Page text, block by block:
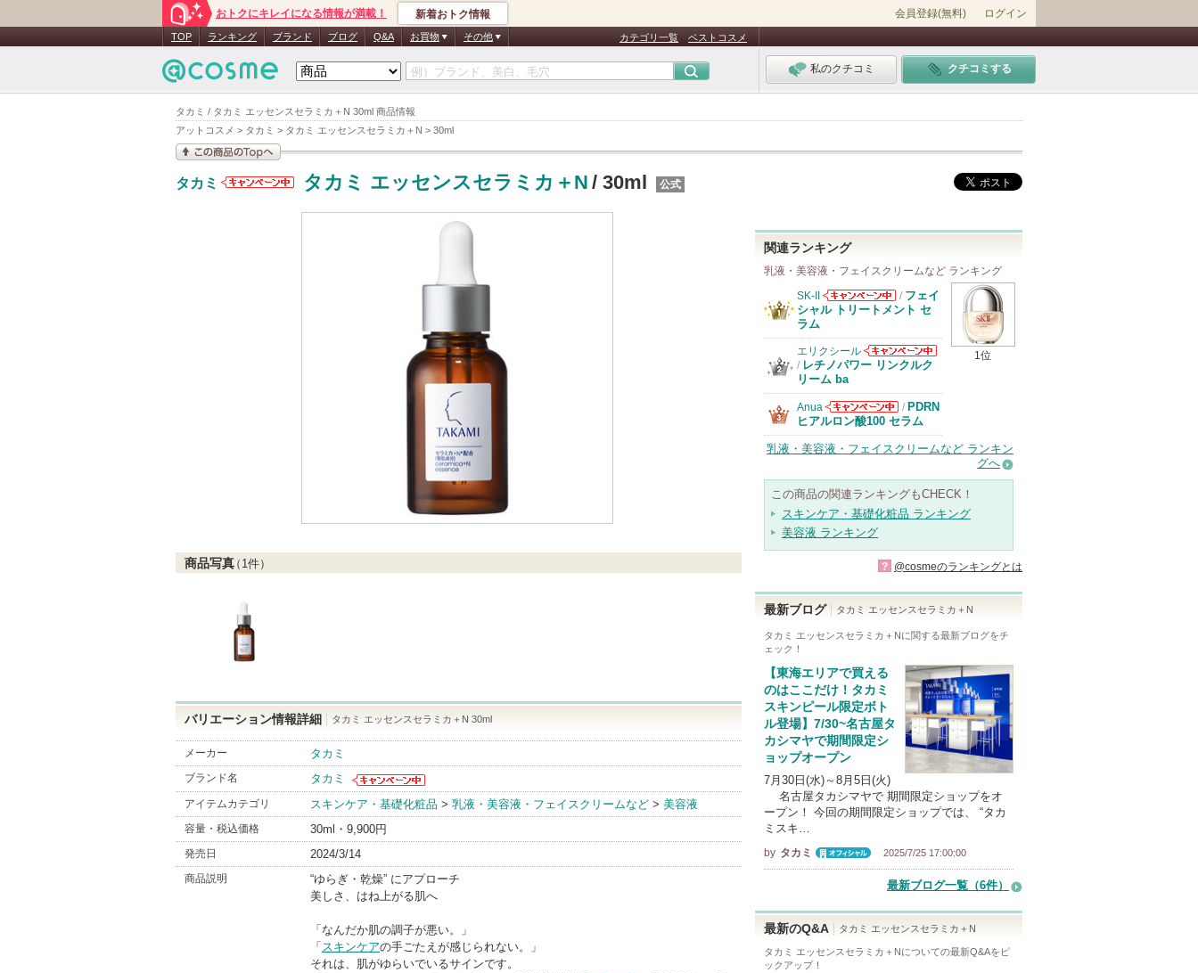
タカミ / タカミ エッセンスセラミカ＋N 30ml 商品情報
アットコスメ > タカミ > タカミ エッセンスセラミカ＋N > 30ml
おトクにキレイになる情報が満載！ 新着おトク情報 会員登録(無料) ログイン
TOP ランキング ブランド ブログ Q&A お買物 その他 カテゴリ一覧 ベストコスメ
私のクチコミ クチコミする
る
タカミ
タカミ エッセンスセラミカ＋N / 30ml 公式
商品写真（ 1件）
バリエーション情報詳細 タカミ エッセンスセラミカ＋N 30ml
メーカー タカミ
ブランド名
タカミ
タカミからの
お知らせがあ
ります
アイテムカテゴリ スキンケア・基礎化粧品 > 乳液・美容液・フェイスクリームなど > 美容液
容量・税込価格 30ml・9,900円
発売日 2024/3/14
商品説明
“ゆらぎ・乾燥” にアプローチ
美しさ、はね上がる肌へ
「なんだか肌の調子が悪い。」
「 スキンケアの手ごたえが感じられない。」
それは、肌がゆらいでいるサインです。
関連ランキング
乳液・美容液・フェイスクリームなど ランキング
1位
SK-II
SK-IIからのお
/ フェイ
シャル トリートメント セ
ラム
エリクシール
エリクシールか
/ レチノパワー リンクルク
リーム ba
Anua
Anuaからのお
知らせがありま
す
/ PDRN
ヒアルロン酸100 セラム
乳液・美容液・フェイスクリームなど ランキン
グへ
この商品の関連ランキングもCHECK！
スキンケア・基礎化粧品 ランキング
美容液 ランキング
? @cosmeのランキングとは
最新ブログ タカミ エッセンスセラミカ＋N
タカミ エッセンスセラミカ＋Nに関する最新ブログをチ
ェック！
【東海エリアで買える
のはここだけ！タカミ
スキンピール限定ボト
ル登場】7/30~名古屋タ
カシマヤで期間限定シ
ョップオープン
7月30日(水)～8月5日(火)
名古屋タカシマヤで 期間限定ショップをオ
ープン！ 今回の期間限定ショップでは、 “タカ
ミスキ…
by タカミ
2025/7/25 17:00:00
最新ブログ一覧（6件）
最新のQ&A タカミ エッセンスセラミカ＋N
タカミ エッセンスセラミカ＋Nについての最新Q&Aをピ
ックアップ！